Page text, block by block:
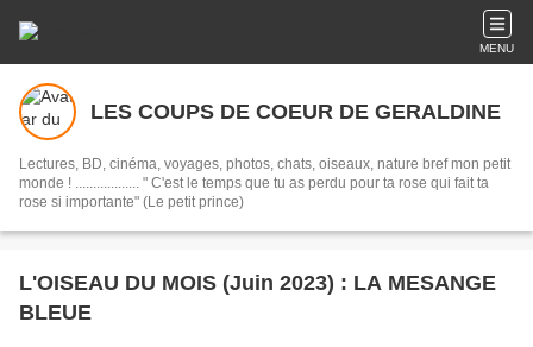
MENU
LES COUPS DE COEUR DE GERALDINE
Lectures, BD, cinéma, voyages, photos, chats, oiseaux, nature bref mon petit
monde ! .................. " C'est le temps que tu as perdu pour ta rose qui fait ta
rose si importante" (Le petit prince)
L'OISEAU DU MOIS (Juin 2023) : LA MESANGE
BLEUE